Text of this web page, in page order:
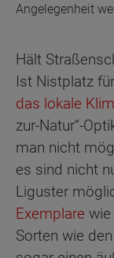
Angelegenheit
Hält
Ist Nistplatz
das lokale
zur-Natur“-
man nicht
es sind nicht
Liguster
Exemplare
Sorten wie